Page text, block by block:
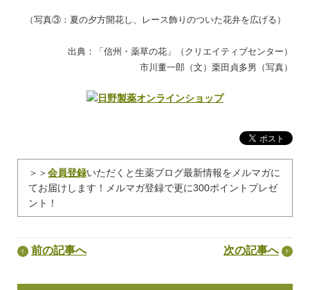
（写真③：夏の夕方開花し、レース飾りのついた花弁を広げる）
出典：「信州・薬草の花」（クリエイティブセンター）
市川董一郎（文）栗田貞多男（写真）
＞＞会員登録いただくと生薬ブログ最新情報をメルマガに
てお届けします！メルマガ登録で更に300ポイントプレゼ
ント！
前の記事へ 次の記事へ